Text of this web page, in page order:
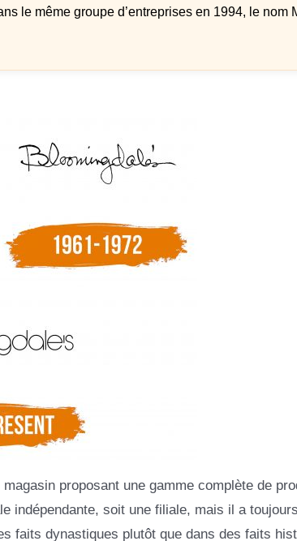
le même groupe d’entreprises en 1994, le nom
proposant une gamme complète de
indépendante, soit une filiale, mais il a
faits dynastiques plutôt que dans des faits